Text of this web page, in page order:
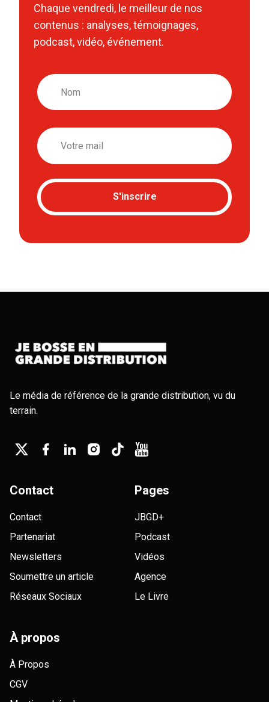
Chaque vendredi, le meilleur de nos
contenus : analyses, témoignages,
podcast, vidéo, événement.
Nom
Email
S'inscrire
Le média de référence de la grande distribution, vu du
terrain.
Contact
Contact
Partenariat
Newsletters
Soumettre un article
Réseaux Sociaux
Pages
JBGD+
Podcast
Vidéos
Agence
Le Livre
À propos
À Propos
CGV